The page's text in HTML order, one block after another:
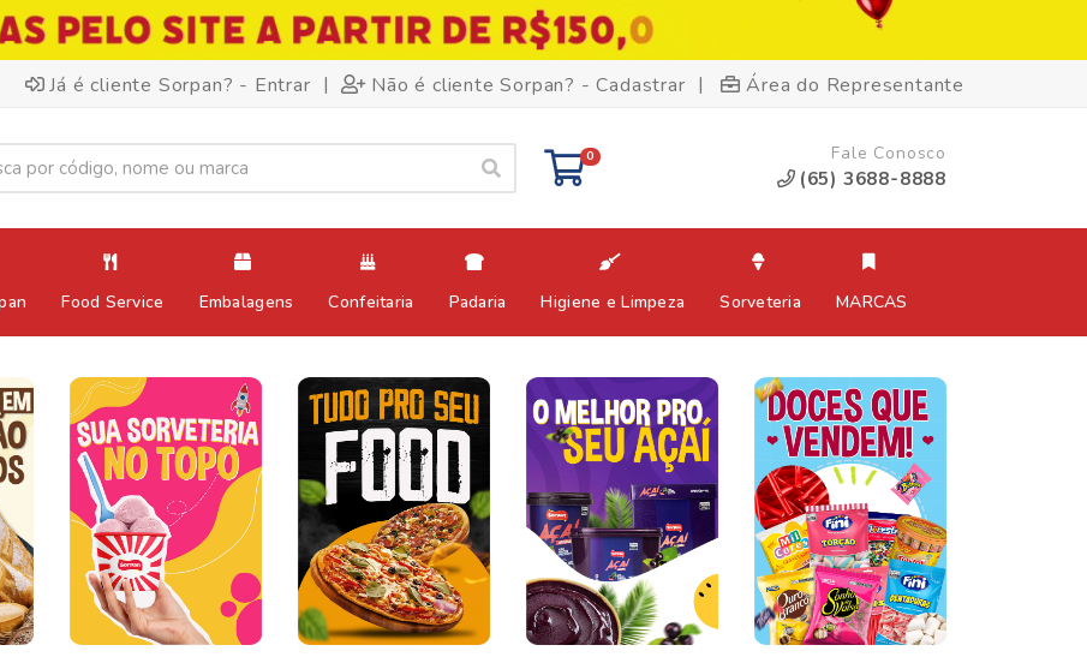
Já é cliente Sorpan? - Entrar | Não é cliente Sorpan? - Cadastrar | Área do Representante
0 Fale Conosco
(65) 3688-8888
Food Service Embalagens Confeitaria Padaria Higiene e Limpeza Sorveteria MARCAS